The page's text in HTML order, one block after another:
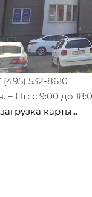
(495) 532-8610
– Пт.: с 9:00 до
загрузка карты...